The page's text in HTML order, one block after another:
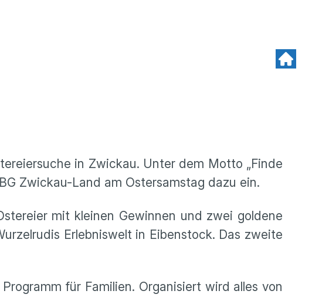
in Zwickau. Unter dem Motto „Finde
Zwickau-Land am Ostersamstag dazu ein.
mit kleinen Gewinnen und zwei goldene
Erlebniswelt in Eibenstock. Das zweite
für Familien. Organisiert wird alles von